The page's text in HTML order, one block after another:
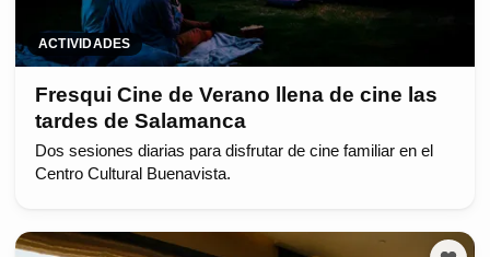
ACTIVIDADES
Fresqui Cine de Verano llena de cine las
tardes de Salamanca
Dos sesiones diarias para disfrutar de cine familiar en el
Centro Cultural Buenavista.